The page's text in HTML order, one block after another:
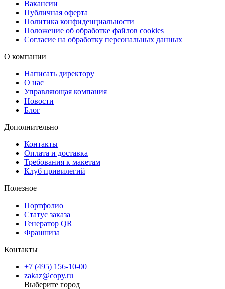
получить готовую продукцию даже в экстренных случаях.
Готовые буклеты можно забрать бесплатно в любом из наших
пунктов выдачи, заказатьдоставкучерез СДЭК — в пункт
или курьером, а также оформить срочную курьерскую доставку в
Доверьте разработку и печать буклетов профессионалам Copy.ru
— качественно, быстро и с комфортом!
Вакансии
Публичная оферта
Политика конфиденциальности
Положение об обработке файлов cookies
Согласие на обработку персональных данных
О компании
Написать директору
О нас
Управляющая компания
Новости
Блог
Дополнительно
Контакты
Оплата и доставка
Требования к макетам
Клуб привилегий
Полезное
Портфолио
Статус заказа
Генератор QR
Франшиза
Контакты
+7 (495) 156-10-00
zakaz@copy.ru